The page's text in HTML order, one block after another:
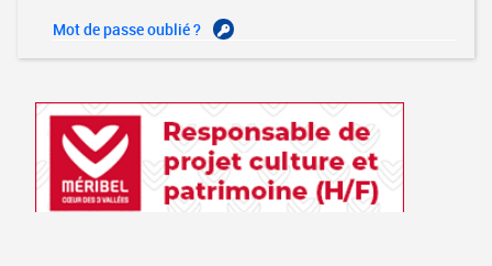
Mot de passe oublié ?